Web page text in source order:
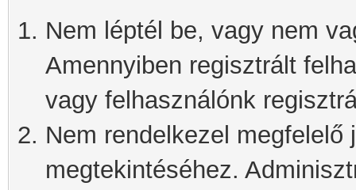
Nem léptél be, vagy nem
Amennyiben regisztrált
vagy felhasználónk
Nem rendelkezel megfelelő
megtekintéséhez.